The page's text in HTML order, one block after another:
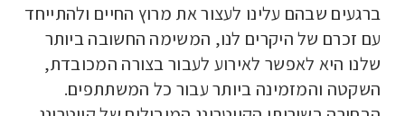
ברגעים שבהם עלינו לעצור את מרוץ החיים ולהתייחד
עם זכרם של היקרים לנו, המשימה החשובה ביותר
שלנו היא לאפשר לאירוע לעבור בצורה המכובדת,
השקטה והמזמינה ביותר עבור כל המשתתפים.